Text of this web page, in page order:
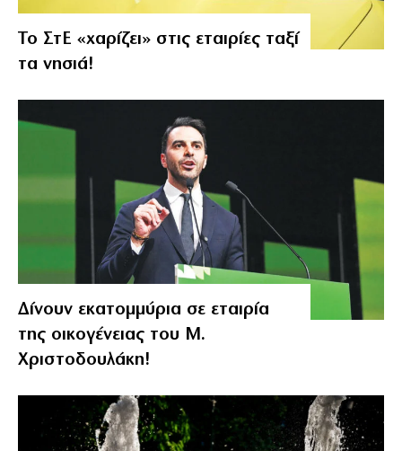
Το ΣτΕ «χαρίζει» στις εταιρίες ταξί
τα νησιά!
Δίνουν εκατομμύρια σε εταιρία
της οικογένειας του Μ.
Χριστοδουλάκη!